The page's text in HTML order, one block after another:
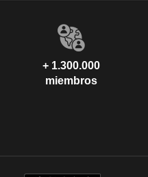
+ 1.300.000
miembros